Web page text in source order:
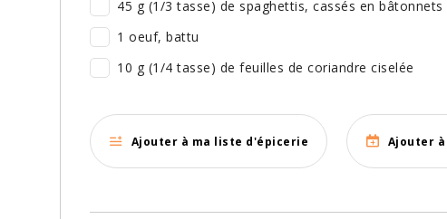
45 g (1/3 tasse) de spaghettis, cassés en
1 oeuf, battu
10 g (1/4 tasse) de feuilles de coriandre ciselée
Ajouter à ma liste d'épicerie Ajouter à